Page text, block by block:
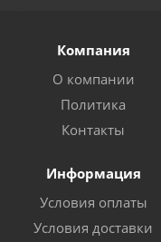
Компания
О компании
Политика
Контакты
Информация
Условия оплаты
Условия доставки